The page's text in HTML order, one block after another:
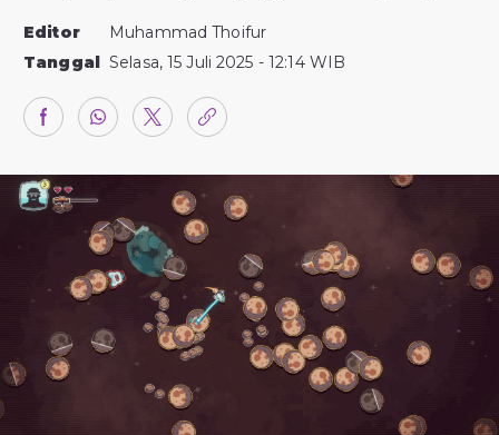
Editor
Muhammad Thoifur
Tanggal Selasa, 15 Juli 2025 - 12:14 WIB